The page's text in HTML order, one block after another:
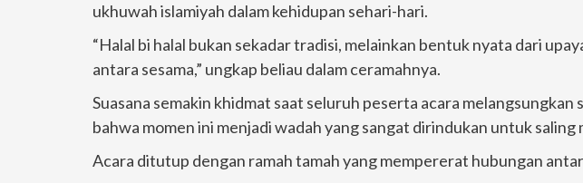
ukhuwah islamiyah dalam kehidupan sehari-hari.
“Halal bi halal bukan sekadar tradisi, melainkan bentuk nyata dari
antara sesama,” ungkap beliau dalam ceramahnya.
Suasana semakin khidmat saat seluruh peserta acara
bahwa momen ini menjadi wadah yang sangat dirindukan untuk
Acara ditutup dengan ramah tamah yang mempererat hubungan